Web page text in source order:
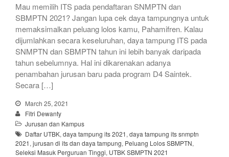
Mau memilih ITS pada pendaftaran SNMPTN dan
SBMPTN 2021? Jangan lupa cek daya tampungnya untuk
memaksimalkan peluang lolos kamu, Pahamifren. Kalau
dijumlahkan secara keseluruhan, daya tampung ITS pada
SNMPTN dan SBMPTN tahun ini lebih banyak daripada
tahun sebelumnya. Hal ini dikarenakan adanya
penambahan jurusan baru pada program D4 Saintek.
Secara […]
March 25, 2021
Fitri Dewanty
Jurusan dan Kampus
Daftar UTBK, daya tampung its 2021, daya tampung its snmptn
2021, jurusan di its dan daya tampung, Peluang Lolos SBMPTN,
Seleksi Masuk Perguruan Tinggi, UTBK SBMPTN 2021